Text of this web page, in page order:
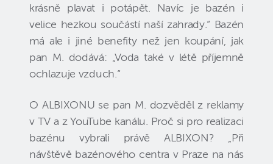
krásně plavat i potápět. Navíc je bazén i
velice hezkou součástí naší zahrady.“ Bazén
má ale i jiné benefity než jen koupání, jak
pan M. dodává: „Voda také v létě příjemně
ochlazuje vzduch.“
O ALBIXONU se pan M. dozvěděl z reklamy
v TV a z YouTube kanálu. Proč si pro realizaci
bazénu vybrali právě ALBIXON? „Při
návštěvě bazénového centra v Praze na nás